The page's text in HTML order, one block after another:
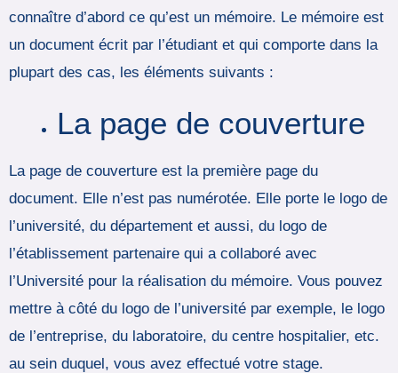
connaître d’abord ce qu’est un mémoire. Le mémoire est
un document écrit par l’étudiant et qui comporte dans la
plupart des cas, les éléments suivants :
La page de couverture
La page de couverture est la première page du
document. Elle n’est pas numérotée. Elle porte le logo de
l’université, du département et aussi, du logo de
l’établissement partenaire qui a collaboré avec
l’Université pour la réalisation du mémoire. Vous pouvez
mettre à côté du logo de l’université par exemple, le logo
de l’entreprise, du laboratoire, du centre hospitalier, etc.
au sein duquel, vous avez effectué votre stage.